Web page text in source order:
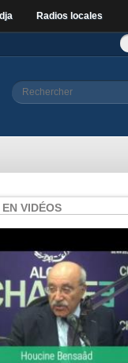
Radios locales
Formulaire de
Rechercher
VIDÉOS